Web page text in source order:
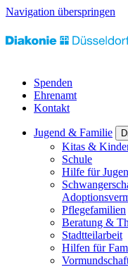
Navigation überspringen
Spenden
Ehrenamt
Kontakt
Jugend & Familie
Kitas &
Schule
Hilfe für
Pflegefamilien
Beratung &
Stadtteilarbeit
Hilfen für